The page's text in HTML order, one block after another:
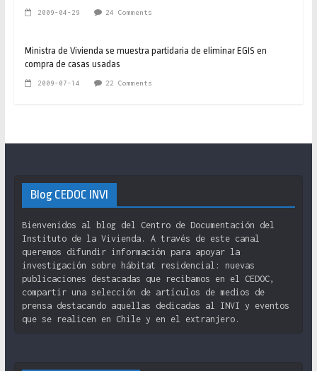
2009-04-29 24 Comments
Ministra de Vivienda se muestra partidaria de eliminar EGIS en
compra de casas usadas
2009-07-14 22 Comments
Blog CEDOC INVI
Bienvenidos al blog del Centro de Documentación del
Instituto de la Vivienda. A través de este canal
queremos difundir información para apoyar la
investigación sobre hábitat residencial: nuevas
publicaciones destacadas que recibamos en el CEDOC,
compartir una selección de artículos de medios de
prensa destacando aquellas dedicadas al INVI y eventos
que se realicen en Chile y en el extranjero.